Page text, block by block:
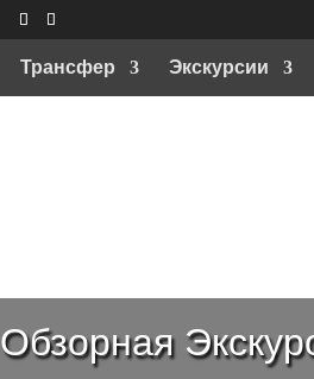
Трансфер Экскурсии
Обзорная